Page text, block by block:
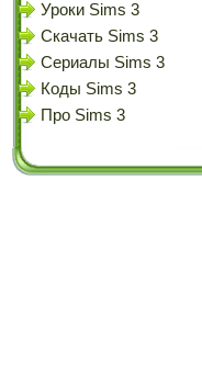
Уроки Sims 3
Скачать Sims 3
Сериалы Sims 3
Коды Sims 3
Про Sims 3